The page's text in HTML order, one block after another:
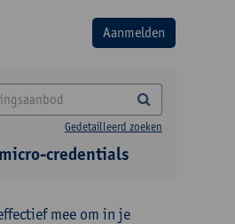
Gedetailleerd zoeken
credentials
mee om in je